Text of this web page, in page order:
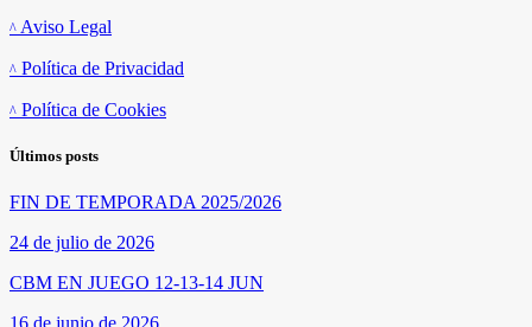
Aviso Legal
Política de Privacidad
Política de Cookies
Últimos posts
FIN DE TEMPORADA 2025/2026
24 de julio de 2026
CBM EN JUEGO 12-13-14 JUN